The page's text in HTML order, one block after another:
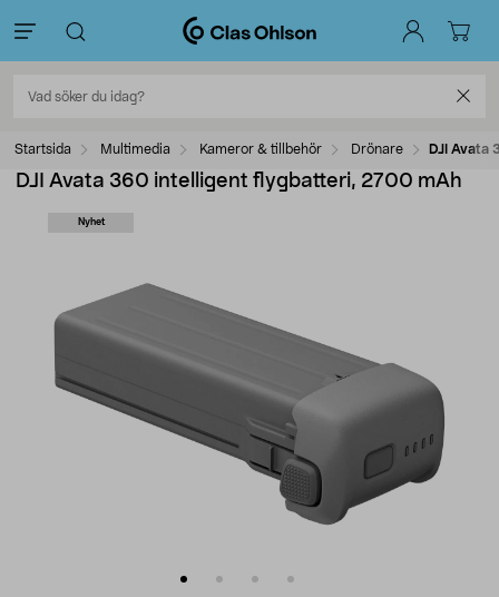
Startsida Multimedia Kameror & tillbehör Drönare DJI Avata
DJI Avata 360 intelligent flygbatteri, 2700 mAh
Nyhet